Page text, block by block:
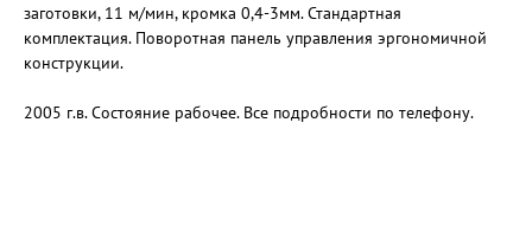
заготовки, 11 м/мин, кромка 0,4-3мм. Стандартная
комплектация. Поворотная панель управления эргономичной
конструкции.
2005 г.в. Состояние рабочее. Все подробности по телефону.